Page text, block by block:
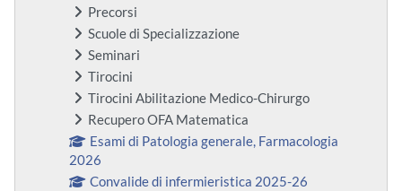
Precorsi
Scuole di Specializzazione
Seminari
Tirocini
Tirocini Abilitazione Medico-Chirurgo
Recupero OFA Matematica
Esami di Patologia generale, Farmacologia
2026
Convalide di infermieristica 2025-26